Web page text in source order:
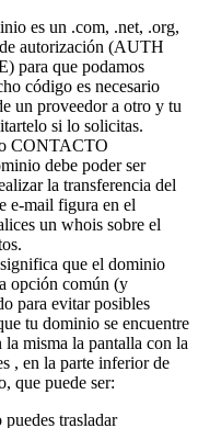
es un .com, .net, .org,
autorización (AUTH
para que podamos
código es necesario
un proveedor a otro y tu
si lo solicitas.
CONTACTO
debe poder ser
la transferencia del
e-mail figura en el
un whois sobre el
que el dominio
opción común (y
para evitar posibles
tu dominio se encuentre
la misma la pantalla con la
, en la parte inferior de
que puede ser:
trasladar